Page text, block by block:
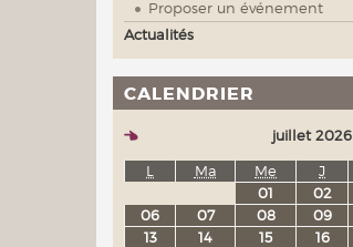
Proposer un événement
Actualités
CALENDRIER
juillet 2026
L
Ma Me J
01
02
06
07 08 09
13
14 15 16